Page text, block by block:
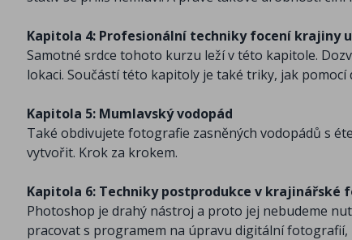
Kapitola 4: Profesionální techniky focení krajiny
Samotné srdce tohoto kurzu leží v této kapitole.
lokaci. Součástí této kapitoly je také triky, jak
Kapitola 5: Mumlavský vodopád
Také obdivujete fotografie zasněných vodopádů s
vytvořit. Krok za krokem.
Kapitola 6: Techniky postprodukce v
Photoshop je drahý nástroj a proto jej nebudeme
pracovat s programem na úpravu digitální